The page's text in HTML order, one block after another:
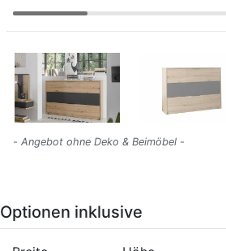
- Angebot ohne Deko & Beimöbel -
Optionen inklusive